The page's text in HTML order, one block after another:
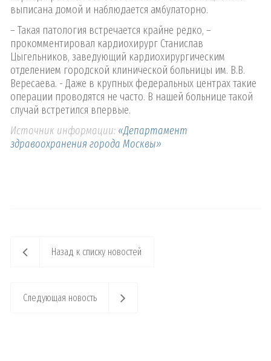
выписана домой и наблюдается амбулаторно.
– Такая патология встречается крайне редко, –
прокомментировал кардиохирург Станислав
Цыгельников, заведующий кардиохирургическим
отделением городской клинической больницы им. В.В.
Вересаева. - Даже в крупных федеральных центрах такие
операции проводятся не часто. В нашей больнице такой
случай встретился впервые.
Источник информации: «Департамент
здравоохранения города Москвы»
Назад к списку новостей
Следующая новость